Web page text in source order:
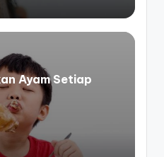
Ayam Setiap